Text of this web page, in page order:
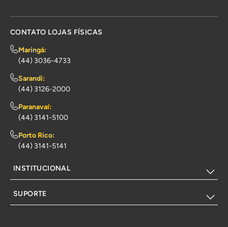
CONTATO LOJAS FÍSICAS
Maringá:
(44) 3036-4733
Sarandi:
(44) 3126-2000
Paranavaí:
(44) 3141-5100
Porto Rico:
(44) 3141-5141
INSTITUCIONAL
SUPORTE